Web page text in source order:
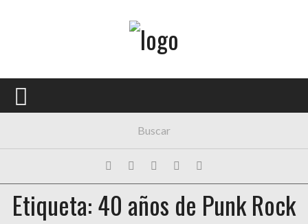
PORTADA
FESTIVALES
EXPOSICIONES
Etiqueta: 40 años de Punk Rock